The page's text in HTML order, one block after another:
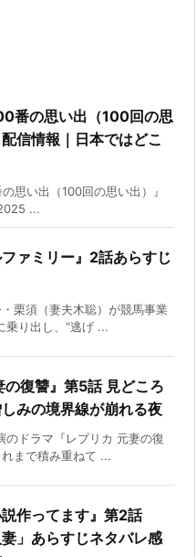
番の思い出（100回の思
信情報｜日本ではどこ
思い出（100回の思い出）』
...
ファミリー』2話あらすじ
栗須（妻夫木聡）が競馬事業
乗り出し、“逃げ ...
の復讐』第5話 見どころ
みの境界線が崩れる夜
のドラマ『レプリカ 元妻の復
まで積み重ねて ...
説作ってます』第2話
妻」あらすじネタバレ感